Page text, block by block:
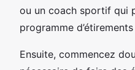
ou un coach sportif qui
programme
Ensuite, commencez